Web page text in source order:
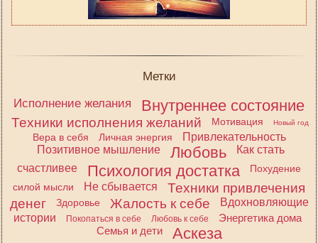
Метки
Исполнение желания
Внутреннее состояние
Техники исполнения желаний Мотивация Новый год
Вера в себя Личная энергия
Привлекательность
Позитивное мышление
Любовь
Как стать
счастливее
Психология достатка
Похудение
силой мысли
Не сбывается
Техники привлечения
денег
Здоровье Жалость к себе
Вдохновляющие
истории
Покопаться в себе Любовь к себе
Энергетика дома
Семья и дети
Аскеза